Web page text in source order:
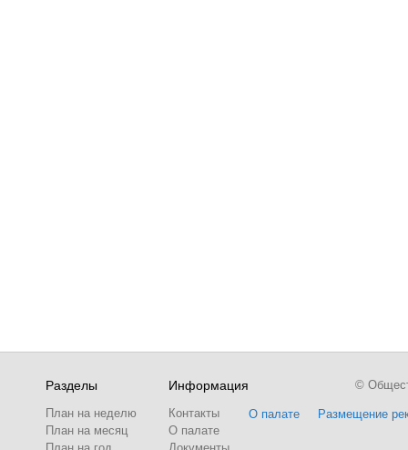
Разделы
План на неделю
План на месяц
Информация
Контакты
О палате
О палате Размещение
©